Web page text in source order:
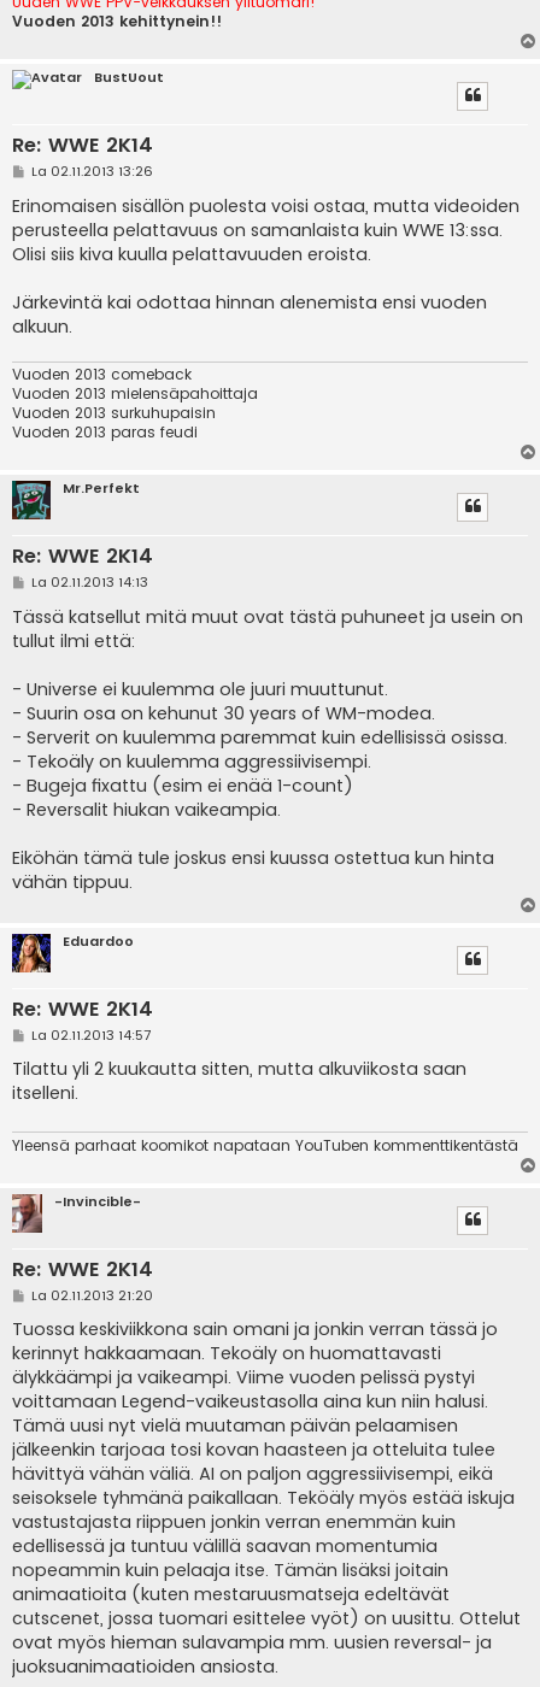
Vuoden 2013 kehittynein!!
BustUout
Re: WWE 2K14
V
e
s
t
i
La 02.11.2013 13:26
Erinomaisen sisällön puolesta voisi ostaa, mutta videoiden
perusteella pelattavuus on samanlaista kuin WWE 13:ssa.
Olisi siis kiva kuulla pelattavuuden eroista.
Järkevintä kai odottaa hinnan alenemista ensi vuoden
alkuun.
Vuoden 2013 comeback
Vuoden 2013 mielensäpahoittaja
Vuoden 2013 surkuhupaisin
Vuoden 2013 paras feudi
Mr.Perfekt
Re: WWE 2K14
V
e
s
t
La 02.11.2013 14:13
Tässä katsellut mitä muut ovat tästä puhuneet ja usein on
tullut ilmi että:
- Universe ei kuulemma ole juuri muuttunut.
- Suurin osa on kehunut 30 years of WM-modea.
- Serverit on kuulemma paremmat kuin edellisissä osissa.
- Tekoäly on kuulemma aggressiivisempi.
- Bugeja fixattu (esim ei enää 1-count)
- Reversalit hiukan vaikeampia.
Eiköhän tämä tule joskus ensi kuussa ostettua kun hinta
vähän tippuu.
Eduardoo
Re: WWE 2K14
V
e
s
t
La 02.11.2013 14:57
Tilattu yli 2 kuukautta sitten, mutta alkuviikosta saan
itselleni.
Yleensä parhaat koomikot napataan YouTuben kommenttikentästä
-Invincible-
Re: WWE 2K14
V
e
s
t
i
La 02.11.2013 21:20
Tuossa keskiviikkona sain omani ja jonkin verran tässä jo
kerinnyt hakkaamaan. Tekoäly on huomattavasti
älykkäämpi ja vaikeampi. Viime vuoden pelissä pystyi
voittamaan Legend-vaikeustasolla aina kun niin halusi.
Tämä uusi nyt vielä muutaman päivän pelaamisen
jälkeenkin tarjoaa tosi kovan haasteen ja otteluita tulee
hävittyä vähän väliä. AI on paljon aggressiivisempi, eikä
seisoksele tyhmänä paikallaan. Teköäly myös estää iskuja
vastustajasta riippuen jonkin verran enemmän kuin
edellisessä ja tuntuu välillä saavan momentumia
nopeammin kuin pelaaja itse. Tämän lisäksi joitain
animaatioita (kuten mestaruusmatseja edeltävät
cutscenet, jossa tuomari esittelee vyöt) on uusittu. Ottelut
ovat myös hieman sulavampia mm. uusien reversal- ja
juoksuanimaatioiden ansiosta.